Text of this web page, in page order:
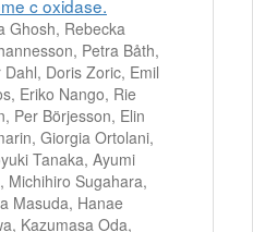
c oxidase.
Ghosh, Rebecka
Petra Båth,
Doris Zoric, Emil
Eriko Nango, Rie
Per Börjesson, Elin
Giorgia Ortolani,
Tanaka, Ayumi
Michihiro Sugahara,
Masuda, Hanae
Kazumasa Oda,